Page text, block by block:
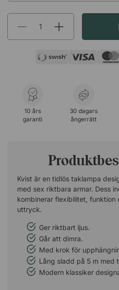
10 års
garanti
30 dagars
ångerrätt
Kvist är en tidlös taklampa
med sex riktbara armar. Dess
kombinerar flexibilitet, funktion
uttryck.
Ger riktbart ljus.
Går att dimra.
Med krok för
Lång sladd på 5 m med
Modern klassiker